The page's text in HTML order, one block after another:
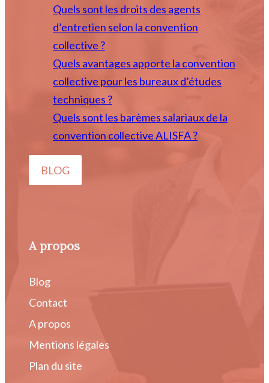
Quels sont les droits des agents
d’entretien selon la convention
collective ?
Quels avantages apporte la convention
collective pour les bureaux d’études
techniques ?
Quels sont les barèmes salariaux de la
convention collective ALISFA ?
BLOG
A propos
Blog
Contact
A propos
Mentions légales
Plan du site